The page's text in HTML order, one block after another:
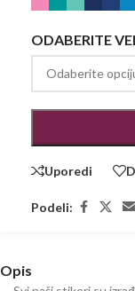
ODABERITE
Uporedi
Podeli:
Opis